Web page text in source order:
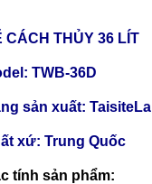
CÁCH THỦY 36 LÍT
TWB-36D
sản xuất:
xứ: Trung Quốc
tính sản phẩm: